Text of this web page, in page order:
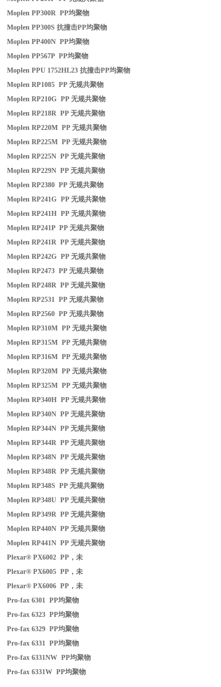
Moplen PP300R PP均聚物
Moplen PP300S抗撞击PP均聚物
Moplen PP400N PP均聚物
Moplen PP567P PP均聚物
Moplen PPU 1752HL23抗撞击PP均聚物
Moplen RP1085 PP无规共聚物
Moplen RP210G PP无规共聚物
Moplen RP218R PP无规共聚物
Moplen RP220M PP无规共聚物
Moplen RP225M PP无规共聚物
Moplen RP225N PP无规共聚物
Moplen RP229N PP无规共聚物
Moplen RP2380 PP无规共聚物
Moplen RP241G PP无规共聚物
Moplen RP241H PP无规共聚物
Moplen RP241P PP无规共聚物
Moplen RP241R PP无规共聚物
Moplen RP242G PP无规共聚物
Moplen RP2473 PP无规共聚物
Moplen RP248R PP无规共聚物
Moplen RP2531 PP无规共聚物
Moplen RP2560 PP无规共聚物
Moplen RP310M PP无规共聚物
Moplen RP315M PP无规共聚物
Moplen RP316M PP无规共聚物
Moplen RP320M PP无规共聚物
Moplen RP325M PP无规共聚物
Moplen RP340H PP无规共聚物
Moplen RP340N PP无规共聚物
Moplen RP344N PP无规共聚物
Moplen RP344R PP无规共聚物
Moplen RP348N PP无规共聚物
Moplen RP348R PP无规共聚物
Moplen RP348S PP无规共聚物
Moplen RP348U PP无规共聚物
Moplen RP349R PP无规共聚物
Moplen RP440N PP无规共聚物
Moplen RP441N PP无规共聚物
Plexar® PX6002 PP ，未
Plexar® PX6005 PP ，未
Plexar® PX6006 PP ，未
Pro-fax 6301 PP均聚物
Pro-fax 6323 PP均聚物
Pro-fax 6329 PP均聚物
Pro-fax 6331 PP均聚物
Pro-fax 6331NW PP均聚物
Pro-fax 6331W PP均聚物